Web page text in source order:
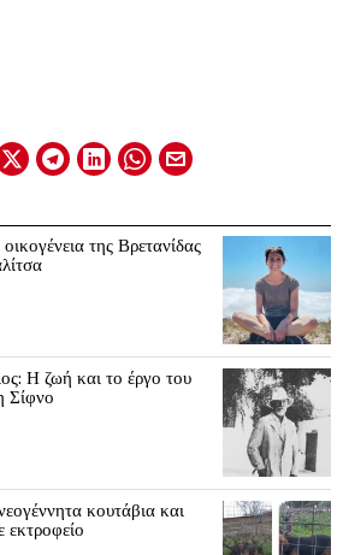
της Βρετανίδας
Η ζωή και το έργο του
Σίφνο
κουτάβια και